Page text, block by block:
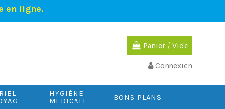
en ligne.
Panier / Vide
Connexion
HYGIÈNE
MEDICALE
BONS PLANS